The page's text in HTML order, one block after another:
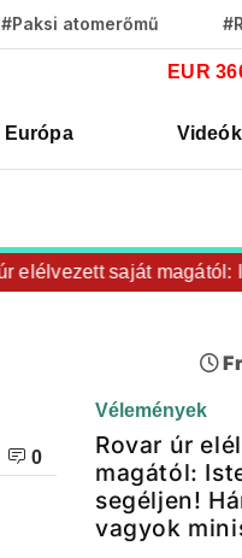
#Paksi atomerőmű
EUR
Európa Videók
saját magától:
0
Vélemények
Rovar úr
magától:
segéljen!
vagyok